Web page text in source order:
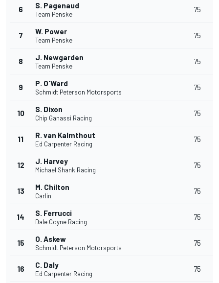
6 S. Pagenaud
Team Penske
75
7 W. Power
Team Penske
75
8 J. Newgarden
Team Penske
75
9 P. O'Ward
Schmidt Peterson Motorsports
75
10 S. Dixon
Chip Ganassi Racing
75
11 R. van Kalmthout
Ed Carpenter Racing
75
12 J. Harvey
Michael Shank Racing
75
13 M. Chilton
Carlin
75
14 S. Ferrucci
Dale Coyne Racing
75
15 O. Askew
Schmidt Peterson Motorsports
75
16 C. Daly
Ed Carpenter Racing
75